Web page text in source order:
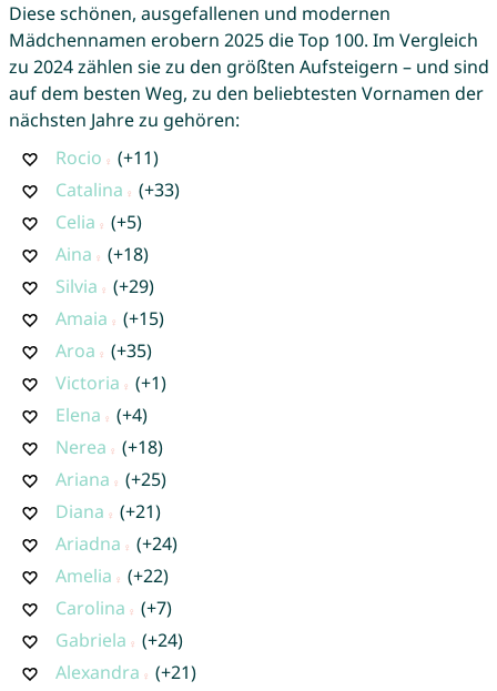
Diese schönen, ausgefallenen und modernen
Mädchennamen erobern 2025 die Top 100. Im Vergleich
zu 2024 zählen sie zu den größten Aufsteigern – und sind
auf dem besten Weg, zu den beliebtesten Vornamen der
nächsten Jahre zu gehören:
Rocio
(+11)
Catalina
(+33)
Celia
(+5)
Aina
(+18)
Silvia
(+29)
Amaia
(+15)
Aroa
(+35)
Victoria
(+1)
Elena
(+4)
Nerea
(+18)
Ariana
(+25)
Diana
(+21)
Ariadna
(+24)
Amelia
(+22)
Carolina
(+7)
Gabriela
(+24)
Alexandra
(+21)